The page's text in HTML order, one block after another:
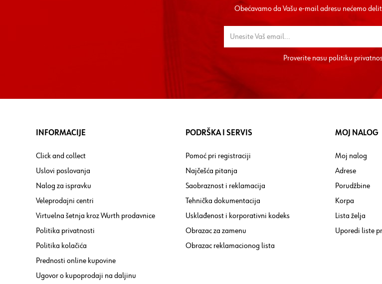
Obećavamo da Vašu e-mail adresu nećemo
Proverite nasupolitiku
INFORMACIJE
Click and collect
Uslovi poslovanja
Nalog za ispravku
Veleprodajni centri
Virtuelna šetnja kroz Wurth prodavnice
Politika privatnosti
Politika kolačića
Prednosti online kupovine
Ugovor o kupoprodaji na daljinu
PODRŠKA I SERVIS
Pomoć pri registraciji
Najčešća pitanja
Saobraznost i reklamacija
Tehnička dokumentacija
Usklađenost i korporativni kodeks
Obrazac za zamenu
Obrazac reklamacionog lista
MOJ NALOG
Moj nalog
Adrese
Porudžbine
Korpa
Lista želja
Uporedi liste